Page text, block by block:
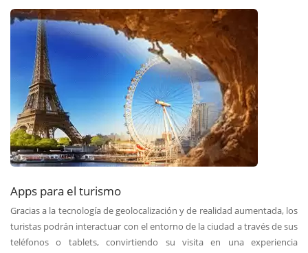
Apps para el turismo
Gracias a la tecnología de geolocalización y de realidad aumentada, los
turistas podrán interactuar con el entorno de la ciudad a través de sus
teléfonos o tablets, convirtiendo su visita en una experiencia